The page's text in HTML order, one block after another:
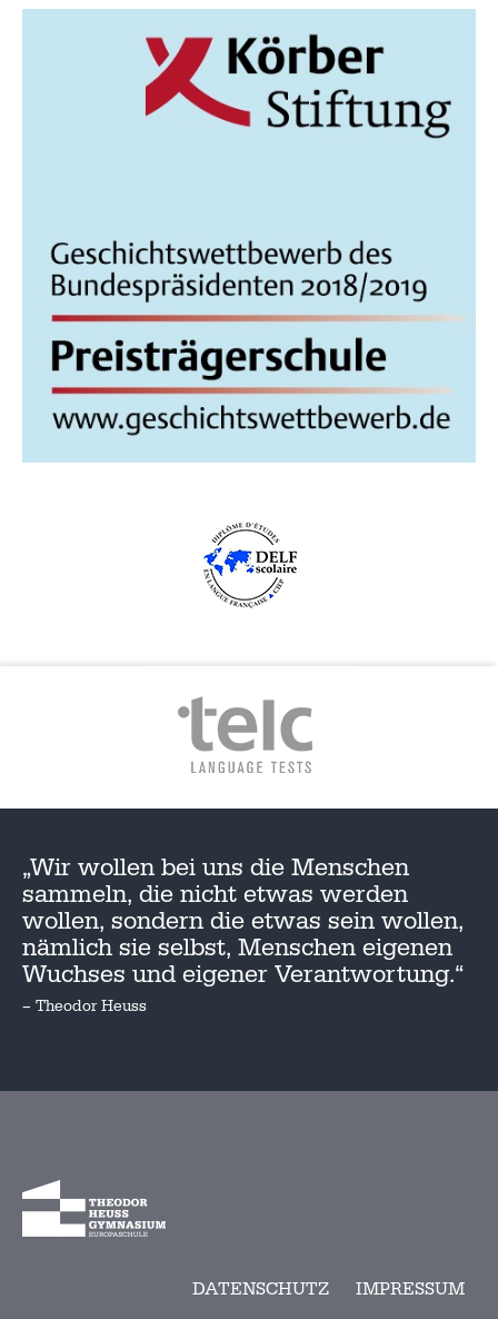
„Wir wollen bei uns die Menschen
sammeln, die nicht etwas werden
wollen, sondern die etwas sein wollen,
nämlich sie selbst, Menschen eigenen
Wuchses und eigener Verantwortung.“
– Theodor Heuss
DATENSCHUTZ IMPRESSUM